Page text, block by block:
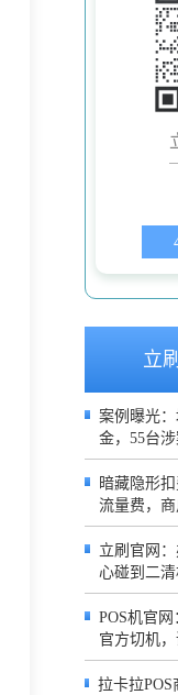
立
案例曝光
金，55台
暗藏隐形
流量费，
立刷官网
心碰到二
POS机官
官方切机
拉卡拉POS